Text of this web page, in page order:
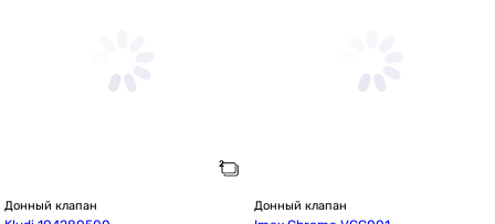
Донный клапан Донный клапан